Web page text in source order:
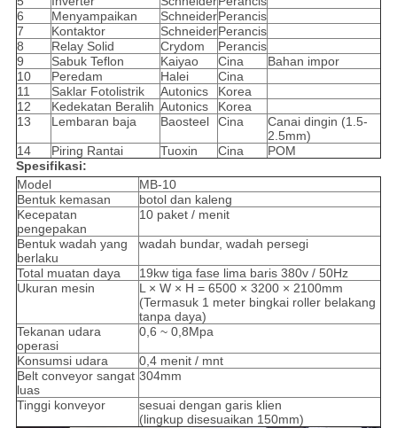
6
Menyampaikan SchneiderPerancis
7
Kontaktor SchneiderPerancis
8
Relay Solid Crydom
Perancis
9
Sabuk Teflon Kaiyao Cina
Bahan impor
10
Peredam Halei
Cina
11
Saklar Fotolistrik Autonics
Korea
12
Kedekatan Beralih Autonics
Korea
13
Lembaran baja Baosteel Cina
Canai dingin (1.5-
2.5mm)
14
Piring Rantai Tuoxin Cina
POM
Spesifikasi:
Model
MB-10
Bentuk kemasan
botol dan kaleng
Kecepatan
pengepakan
10 paket / menit
Bentuk wadah yang
berlaku
wadah bundar, wadah persegi
Total muatan daya
19kw tiga fase lima baris 380v / 50Hz
Ukuran mesin
L × W × H = 6500 × 3200 × 2100mm
(Termasuk 1 meter bingkai roller belakang
tanpa daya)
Tekanan udara
operasi
0,6 ~ 0,8Mpa
Konsumsi udara
0,4 menit / mnt
Belt conveyor sangat
luas
304mm
Tinggi konveyor
sesuai dengan garis klien
(lingkup disesuaikan 150mm)